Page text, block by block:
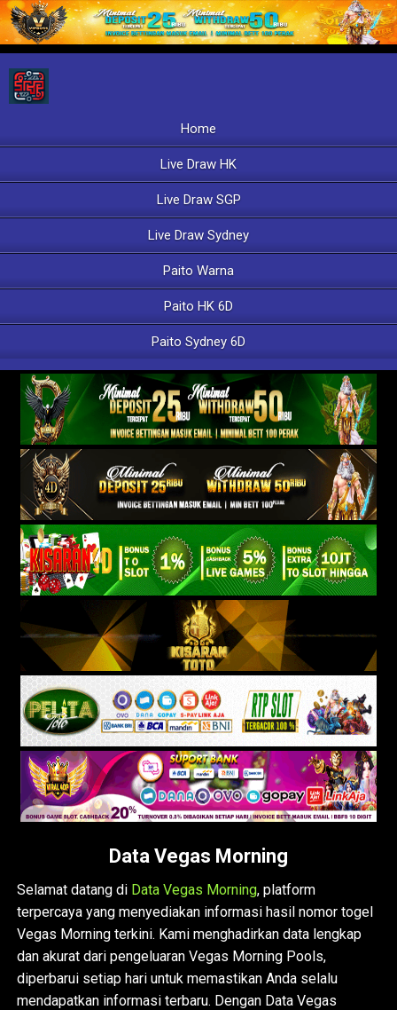
Home
Live Draw HK
Live Draw SGP
Live Draw Sydney
Paito Warna
Paito HK 6D
Paito Sydney 6D
Data Vegas Morning
Selamat datang di Data Vegas Morning, platform
terpercaya yang menyediakan informasi hasil nomor togel
Vegas Morning terkini. Kami menghadirkan data lengkap
dan akurat dari pengeluaran Vegas Morning Pools,
diperbarui setiap hari untuk memastikan Anda selalu
mendapatkan informasi terbaru. Dengan Data Vegas